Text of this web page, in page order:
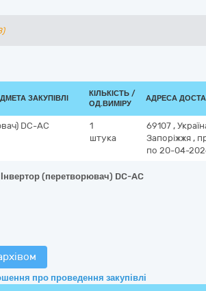
ЗАКУПІВЛІ
КІЛЬКІСТЬ /
ОД.ВИМІРУ
АДРЕСА
DC-AC
1
штука
69107 ,
Запоріжжя ,
по 20-04-
(перетворювач) DC-AC
про проведення закупівлі